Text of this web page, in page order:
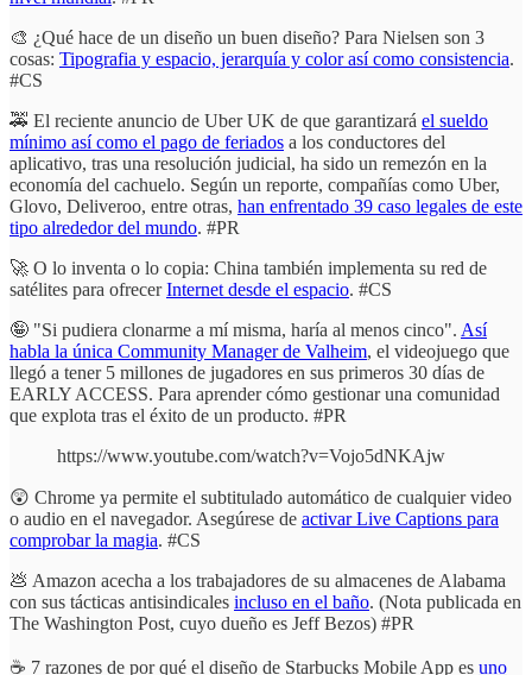
🎨 ¿Qué hace de un diseño un buen diseño? Para Nielsen son 3
cosas: Tipografia y espacio, jerarquía y color así como consistencia.
#CS
🚕 El reciente anuncio de Uber UK de que garantizará el sueldo
mínimo así como el pago de feriados a los conductores del
aplicativo, tras una resolución judicial, ha sido un remezón en la
economía del cachuelo. Según un reporte, compañías como Uber,
Glovo, Deliveroo, entre otras, han enfrentado 39 caso legales de este
tipo alrededor del mundo. #PR
🚀 O lo inventa o lo copia: China también implementa su red de
satélites para ofrecerInternet desde el espacio. #CS
🤪 "Si pudiera clonarme a mí misma, haría al menos cinco". Así
habla la única Community Manager de Valheim, el videojuego que
llegó a tener 5 millones de jugadores en sus primeros 30 días de
EARLY ACCESS. Para aprender cómo gestionar una comunidad
que explota tras el éxito de un producto. #PR
https://www.youtube.com/watch?v=Vojo5dNKAjw
😲 Chrome ya permite el subtitulado automático de cualquier video
o audio en el navegador. Asegúrese de activar Live Captions para
comprobar la magia. #CS
💩 Amazon acecha a los trabajadores de su almacenes de Alabama
con sus tácticas antisindicales incluso en el baño. (Nota publicada en
The Washington Post, cuyo dueño es Jeff Bezos) #PR
☕ 7 razones de por qué el diseño de Starbucks Mobile App es uno